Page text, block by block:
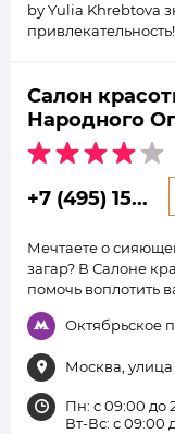
by Yulia Khrebtova
Салон
Народного
+7 (495) 15...
Мечтаете о
загар? В Салоне
помочь воплотить
Октябрьское
Москва,
Пн: с 09:00 до
Вт-Вс: с 09:00